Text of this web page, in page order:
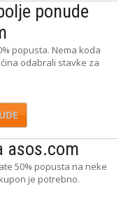
ponude
popusta. Nema koda
odabrali stavke za
asos.com
50% popusta na neke
je potrebno.